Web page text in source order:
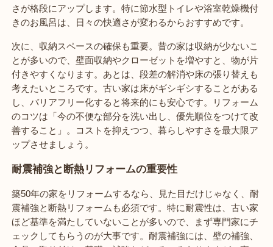
さが格段にアップします。特に節水型トイレや浴室乾燥機付
きのお風呂は、日々の快適さが変わるからおすすめです。
次に、収納スペースの確保も重要。昔の家は収納が少ないこ
とが多いので、壁面収納やクローゼットを増やすと、物が片
付きやすくなります。あとは、段差の解消や床の張り替えも
考えたいところです。古い家は床がギシギシすることがある
し、バリアフリー化すると将来的にも安心です。リフォーム
のコツは「今の不便な部分を洗い出し、優先順位をつけて改
善すること」。コストを抑えつつ、暮らしやすさを最大限ア
ップさせましょう。
耐震補強と断熱リフォームの重要性
築50年の家をリフォームするなら、見た目だけじゃなく、耐
震補強と断熱リフォームも必須です。特に耐震性は、古い家
ほど基準を満たしていないことが多いので、まず専門家にチ
ェックしてもらうのが大事です。耐震補強には、壁の補強、